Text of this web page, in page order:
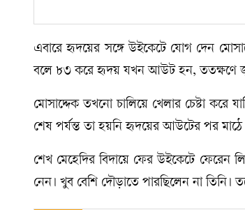
এবারে হৃদয়ের সঙ্গে উইকেটে যোগ দেন
বলে ৮৩ করে হৃদয় যখন আউট হন, ততক্ষণে
মোসাদ্দেক তখনো চালিয়ে খেলার চেষ্টা করে
শেষ পর্যন্ত তা হয়নি হৃদয়ের আউটের পর মাঠে
শেখ মেহেদির বিদায়ে ফের উইকেটে ফেরেন
নেন। খুব বেশি দৌড়াতে পারছিলেন না তিনি।